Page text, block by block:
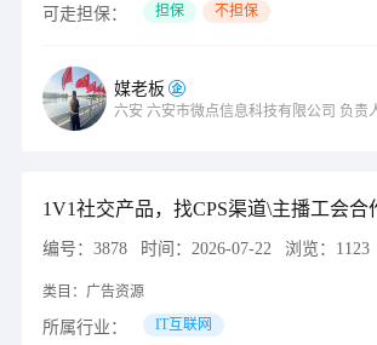
可走担保： 担保 不担保
媒老板
六安 六安市微点信息科技有限公司 负责
1V1社交产品，找CPS渠道\主播工会合
编号： 3878 时间： 2026-07-22 浏览： 1123
类目： 广告资源
所属行业： IT互联网